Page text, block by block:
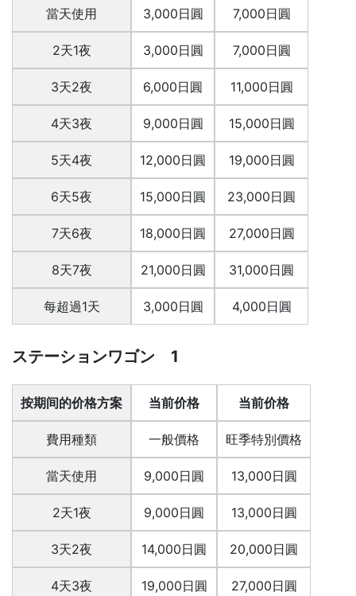
當天使用
2天1夜
3天2夜
4天3夜
5天4夜
6天5夜
7天6夜
8天7夜
每超過1天
3,000日圓
3,000日圓
6,000日圓
9,000日圓
12,000日圓
15,000日圓
18,000日圓
21,000日圓
3,000日圓
7,000日圓
7,000日圓
11,000日圓
15,000日圓
19,000日圓
23,000日圓
27,000日圓
31,000日圓
4,000日圓
ステーションワゴン 1
按期间的价格方案
費用種類
當天使用
2天1夜
3天2夜
4天3夜
当前价格
一般價格
9,000日圓
9,000日圓
14,000日圓
19,000日圓
当前价格
旺季特別價格
13,000日圓
13,000日圓
20,000日圓
27,000日圓